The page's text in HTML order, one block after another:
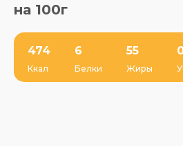
на 100г
474
Ккал
6
Белки
55
Жиры